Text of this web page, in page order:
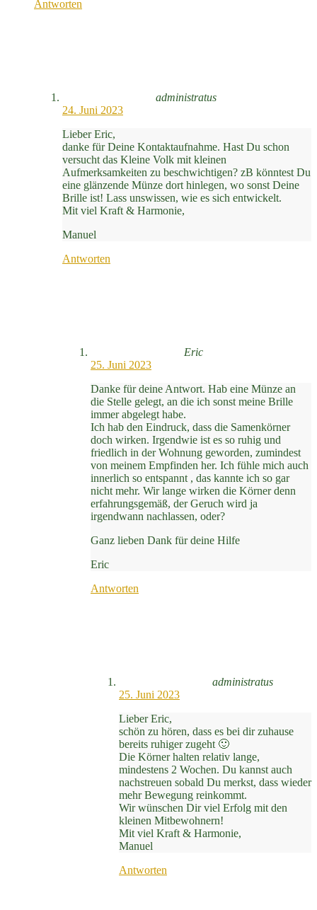
Antworten
administratus
24. Juni 2023
Lieber Eric,
danke für Deine Kontaktaufnahme. Hast Du schon
versucht das Kleine Volk mit kleinen
Aufmerksamkeiten zu beschwichtigen? zB könntest Du
eine glänzende Münze dort hinlegen, wo sonst Deine
Brille ist! Lass unswissen, wie es sich entwickelt.
Mit viel Kraft & Harmonie,
Manuel
Antworten
Eric
25. Juni 2023
Danke für deine Antwort. Hab eine Münze an
die Stelle gelegt, an die ich sonst meine Brille
immer abgelegt habe.
Ich hab den Eindruck, dass die Samenkörner
doch wirken. Irgendwie ist es so ruhig und
friedlich in der Wohnung geworden, zumindest
von meinem Empfinden her. Ich fühle mich auch
innerlich so entspannt , das kannte ich so gar
nicht mehr. Wir lange wirken die Körner denn
erfahrungsgemäß, der Geruch wird ja
irgendwann nachlassen, oder?
Ganz lieben Dank für deine Hilfe
Eric
Antworten
administratus
25. Juni 2023
Lieber Eric,
schön zu hören, dass es bei dir zuhause
bereits ruhiger zugeht 🙂
Die Körner halten relativ lange,
mindestens 2 Wochen. Du kannst auch
nachstreuen sobald Du merkst, dass wieder
mehr Bewegung reinkommt.
Wir wünschen Dir viel Erfolg mit den
kleinen Mitbewohnern!
Mit viel Kraft & Harmonie,
Manuel
Antworten